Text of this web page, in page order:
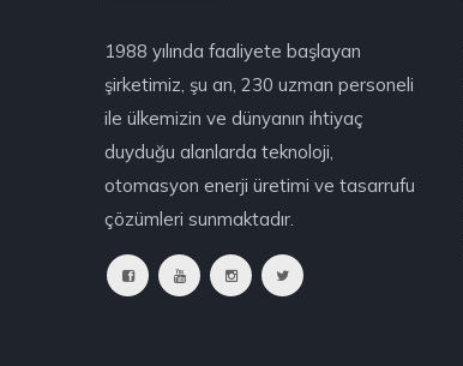
1988 yılında faaliyete başlayan
şirketimiz, şu an, 230 uzman personeli
ile ülkemizin ve dünyanın ihtiyaç
duyduğu alanlarda teknoloji,
otomasyon enerji üretimi ve tasarrufu
çözümleri sunmaktadır.